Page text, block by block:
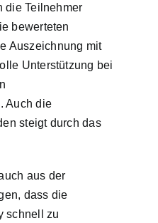
die Teilnehmer
bewerteten
Auszeichnung mit
Unterstützung bei
Auch die
steigt durch das
aus der
dass die
schnell zu